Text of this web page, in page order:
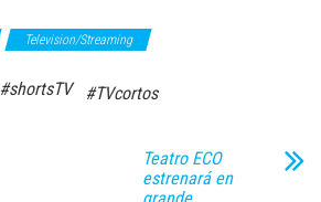
Television/Streaming
#shortsTV #TVcortos
Teatro ECO
estrenará en